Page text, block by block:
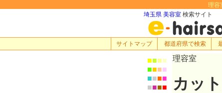
理容
埼玉県 美容室 検索サイト
サイトマップ 都道府県で検索
■■■■
■■■■
■■■■
■■■■
理容室
カッ